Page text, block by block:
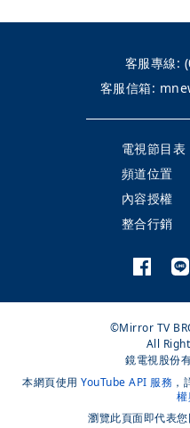
客服專線:
客服信箱:
電視節目表
頻道位置
內容授權
整合行銷
©Mirror TV
All
鏡電視股份
本網頁使用 YouTube API 服務 ，
權
瀏覽此頁面即代表